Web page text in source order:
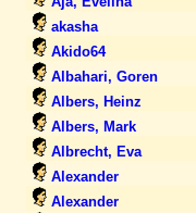
akasha
Akido64
Albahari, Goren
Albers, Heinz
Albers, Mark
Albrecht, Eva
Alexander
Alexander